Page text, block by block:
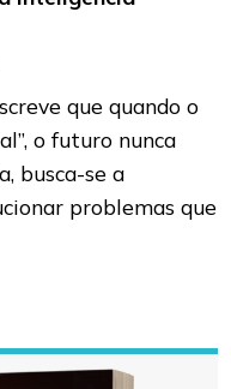
que quando o
o futuro nunca
busca-se a
problemas que